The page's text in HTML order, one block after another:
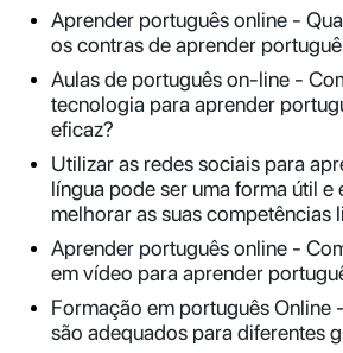
Aprender português online -
os contras de aprender
Aulas de português on-line -
tecnologia para aprender
eficaz?
Utilizar as redes sociais para
língua pode ser uma forma útil e
melhorar as suas competências
Aprender português online -
em vídeo para aprender
Formação em português Online
são adequados para diferentes